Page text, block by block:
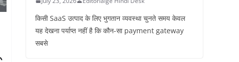
किसी SaaS उत्पाद के लिए भुगतान व्यवस्था चुनते समय केवल
यह देखना पर्याप्त नहीं है कि कौन-सा payment gateway
सबसे